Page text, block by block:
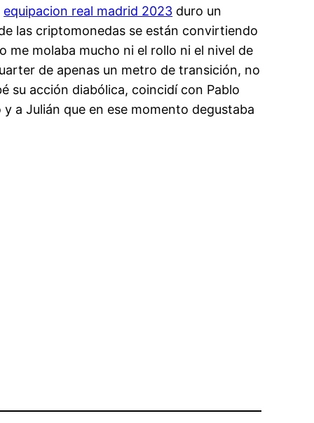
equipacion real madrid 2023 duro un
las criptomonedas se están convirtiendo
me molaba mucho ni el rollo ni el nivel de
de apenas un metro de transición, no
su acción diabólica, coincidí con Pablo
a Julián que en ese momento degustaba